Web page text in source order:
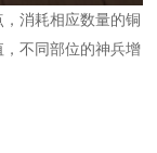
消耗相应数量的铜
不同部位的神兵增